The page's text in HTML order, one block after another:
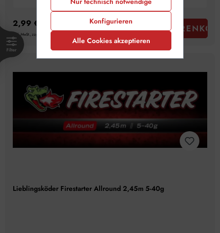
2,99 €
inkl. MwSt., zzgl. Versand IN DEN
Lieblingsköder Firestarter Allround 2,45m 5-40g
Konfigurieren
Alle Cookies akzeptieren